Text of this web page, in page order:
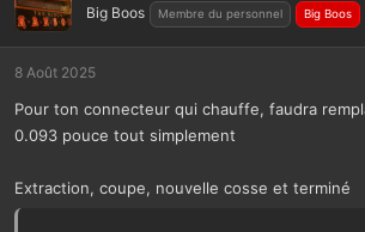
Big Boos Membre du personnel Big Boos
8 Août 2025
Pour ton connecteur qui chauffe, faudra
0.093 pouce tout simplement
Extraction, coupe, nouvelle cosse et terminé